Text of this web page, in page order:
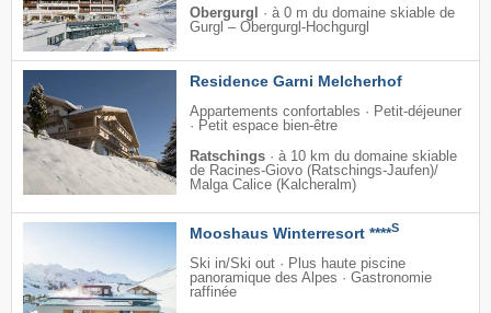
Obergurgl · à 0 m du domaine skiable de
Gurgl – Obergurgl-Hochgurgl
Residence Garni Melcherhof
Appartements confortables · Petit-déjeuner
· Petit espace bien-être
Ratschings · à 10 km du domaine skiable
de Racines-Giovo (Ratschings-Jaufen)/​
Malga Calice (Kalcheralm)
Mooshaus Winterresort ****S
Ski in/Ski out · Plus haute piscine
panoramique des Alpes · Gastronomie
raffinée